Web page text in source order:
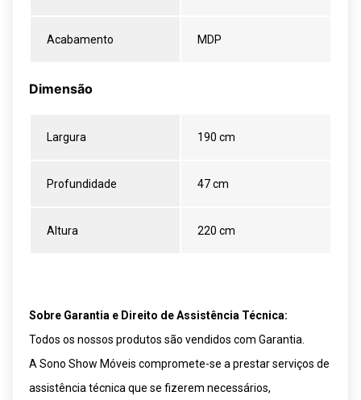
Acabamento MDP
Dimensão
Largura 190 cm
Profundidade 47 cm
Altura 220 cm
Sobre Garantia e Direito de Assistência Técnica:
Todos os nossos produtos são vendidos com Garantia.
A Sono Show Móveis compromete-se a prestar serviços de
assistência técnica que se fizerem necessários,